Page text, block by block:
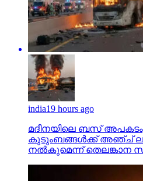
india19 hours ago
മദീനയിലെ ബസ് അപകടം;
കുടുംബങ്ങള്‍ക്ക് അഞ്ച്
നല്‍കുമെന്ന് തെലങ്കാന